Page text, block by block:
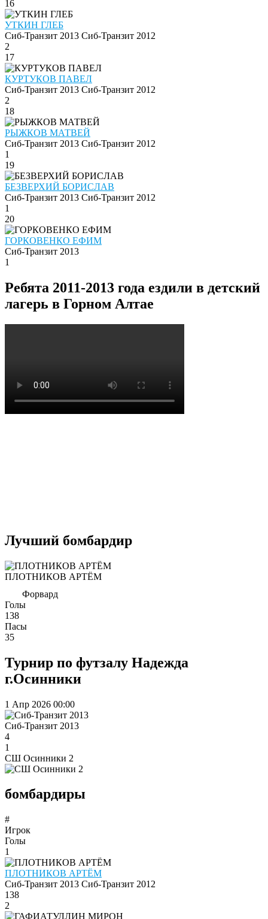
16
УТКИН ГЛЕБ
Сиб-Транзит 2013 Сиб-Транзит 2012
2
17
КУРТУКОВ ПАВЕЛ
Сиб-Транзит 2013 Сиб-Транзит 2012
2
18
РЫЖКОВ МАТВЕЙ
Сиб-Транзит 2013 Сиб-Транзит 2012
1
19
БЕЗВЕРХИЙ БОРИСЛАВ
Сиб-Транзит 2013 Сиб-Транзит 2012
1
20
ГОРКОВЕНКО ЕФИМ
Сиб-Транзит 2013
1
Ребята 2011-2013 года ездили в детский
лагерь в Горном Алтае
Лучший бомбардир
ПЛОТНИКОВ АРТЁМ
Форвард
Голы
138
Пасы
35
Турнир по футзалу Надежда
г.Осинники
1 Апр 2026 00:00
Сиб-Транзит 2013
4
1
СШ Осинники 2
бомбардиры
#
Игрок
Голы
1
ПЛОТНИКОВ АРТЁМ
Сиб-Транзит 2013 Сиб-Транзит 2012
138
2